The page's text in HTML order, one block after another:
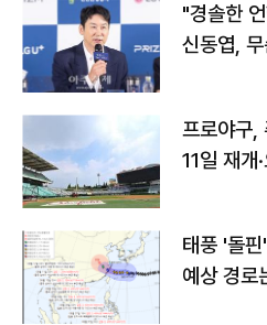
"경솔한
신동엽,
프로야구,
11일 재개
태풍 '돌
예상 경로